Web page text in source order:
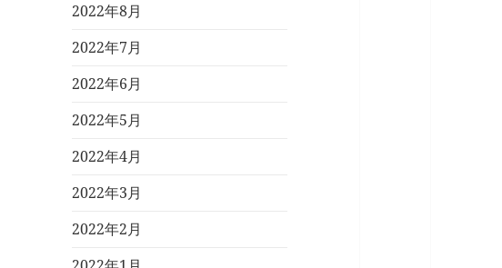
2022年8月
2022年7月
2022年6月
2022年5月
2022年4月
2022年3月
2022年2月